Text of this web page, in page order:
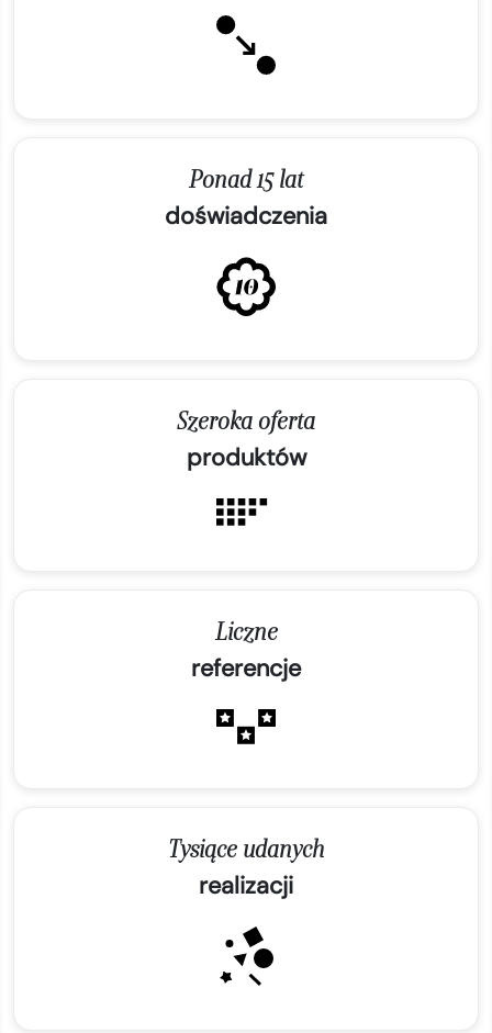
Ponad 15 lat
doświadczenia
Szeroka oferta
produktów
Liczne
referencje
Tysiące udanych
realizacji